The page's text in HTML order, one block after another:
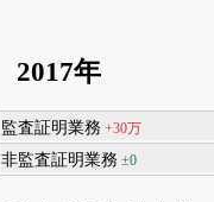
2017年
監査証明業務+30万
非監査証明業務±0